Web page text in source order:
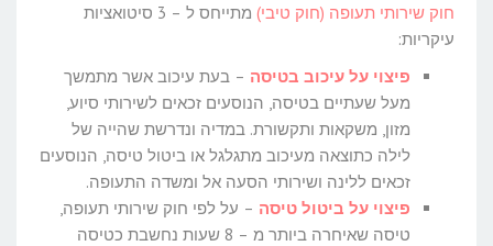
חוק שירותי תעופה (חוק טיבי)
מתייחס ל – 3 סיטואציות
עיקריות:
פיצוי על עיכוב בטיסה – בעת עיכוב אשר מתמשך
מעל שעתיים בטיסה, הנוסעים זכאים לשירותי סיוע,
מזון, משקאות ותקשורת. במדיה ונדרשת שהייה של
לילה כתוצאה מעיכוב מתגלגל או ביטול טיסה, הנוסעים
זכאים ללינה ושירותי הסעה אל ומשדה התעופה.
פיצוי על ביטול טיסה – על לפי חוק שירותי תעופה,
טיסה שאיחרה ביותר מ – 8 שעות נחשבת כטיסה